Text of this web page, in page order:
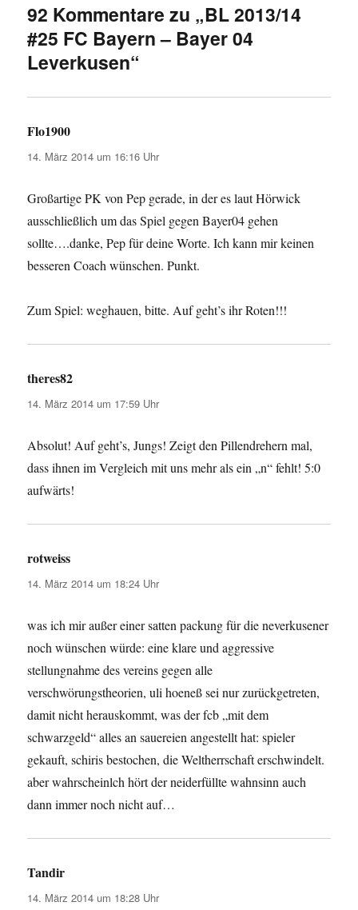
92 Kommentare zu „BL 2013/14
#25 FC Bayern – Bayer 04
Leverkusen“
Flo1900
14. März 2014 um 16:16 Uhr
Großartige PK von Pep gerade, in der es laut Hörwick
ausschließlich um das Spiel gegen Bayer04 gehen
sollte….danke, Pep für deine Worte. Ich kann mir keinen
besseren Coach wünschen. Punkt.
Zum Spiel: weghauen, bitte. Auf geht’s ihr Roten!!!
theres82
14. März 2014 um 17:59 Uhr
Absolut! Auf geht’s, Jungs! Zeigt den Pillendrehern mal,
dass ihnen im Vergleich mit uns mehr als ein „n“ fehlt! 5:0
aufwärts!
rotweiss
14. März 2014 um 18:24 Uhr
was ich mir außer einer satten packung für die neverkusener
noch wünschen würde: eine klare und aggressive
stellungnahme des vereins gegen alle
verschwörungstheorien, uli hoeneß sei nur zurückgetreten,
damit nicht herauskommt, was der fcb „mit dem
schwarzgeld“ alles an sauereien angestellt hat: spieler
gekauft, schiris bestochen, die Weltherrschaft erschwindelt.
aber wahrscheinlch hört der neiderfüllte wahnsinn auch
dann immer noch nicht auf…
Tandir
14. März 2014 um 18:28 Uhr